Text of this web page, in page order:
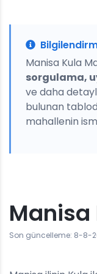
Manisa Kula
sorgulama,
ve daha
bulunan
mahallenin
Manisa
Son güncelleme: 8-8-